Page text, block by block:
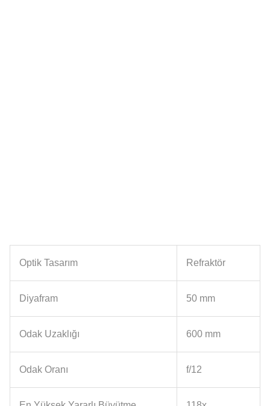
Optik Tasarım Refraktör
Diyafram 50 mm
Odak Uzaklığı 600 mm
Odak Oranı f/12